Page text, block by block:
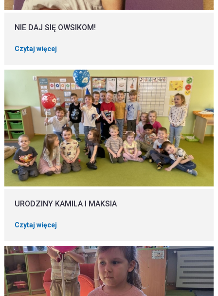
NIE DAJ SIĘ OWSIKOM!
Czytaj więcej
URODZINY KAMILA I MAKSIA
Czytaj więcej